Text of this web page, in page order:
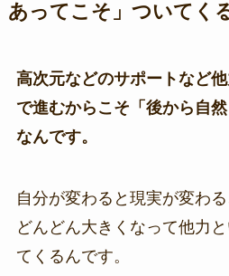
あってこそ」ついてく
高次元などのサポートなど
で進むからこそ「後から自
なんです。
自分が変わると現実が変わ
どんどん大きくなって他力
てくるんです。